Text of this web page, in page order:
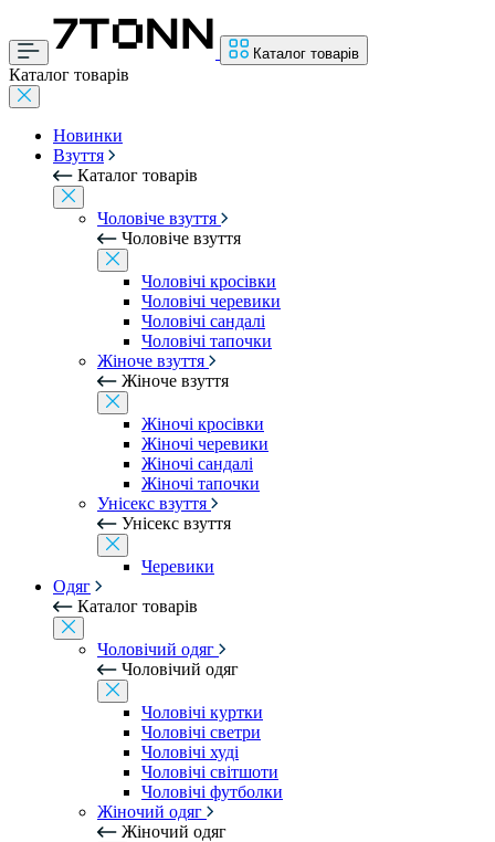
Каталог товарів
Каталог товарів
Новинки
Взуття
Каталог товарів
Чоловіче взуття
Чоловіче взуття
Чоловічі кросівки
Чоловічі черевики
Чоловічі сандалі
Чоловічі тапочки
Жіноче взуття
Жіноче взуття
Жіночі кросівки
Жіночі черевики
Жіночі сандалі
Жіночі тапочки
Унісекс взуття
Унісекс взуття
Черевики
Одяг
Каталог товарів
Чоловічий одяг
Чоловічий одяг
Чоловічі куртки
Чоловічі светри
Чоловічі худі
Чоловічі світшоти
Чоловічі футболки
Жіночий одяг
Жіночий одяг